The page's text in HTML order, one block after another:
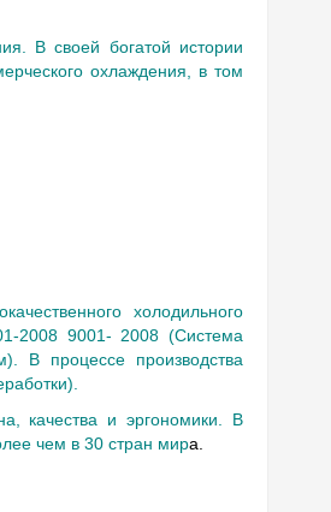
В своей богатой истории
охлаждения, в том
холодильного
2008 9001- 2008 (Система
В процессе производства
качества и эргономики. В
чем в 30 стран мира.